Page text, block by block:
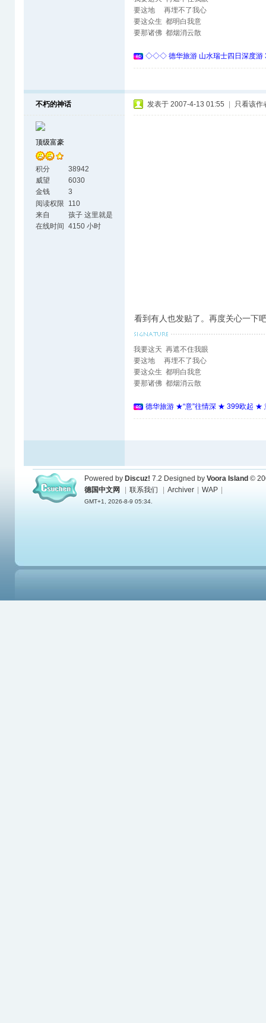
要这地 再埋不了我心
要这众生 都明白我意
要那诸佛 都烟消云散
◇◇◇ 德华旅游 山水瑞士四日深度
不朽的神话
顶级富豪
积分
38942
威望
6030
金钱
3
阅读权限
110
来自
孩子 这里就是
天涯海角了
在线时间 4150 小时
发表于 2007-4-13 01:55 只看该作
看到有人也发贴了。再度关心一
我要这天 再遮不住我眼
要这地 再埋不了我心
要这众生 都明白我意
要那诸佛 都烟消云散
德华旅游 ★“意”往情深 ★ 399欧起 ★
Powered by Discuz! 7.2 Designed by Voora Island ©
德国中文网
联系我们 Archiver WAP
GMT+1, 2026-8-9 05:34.